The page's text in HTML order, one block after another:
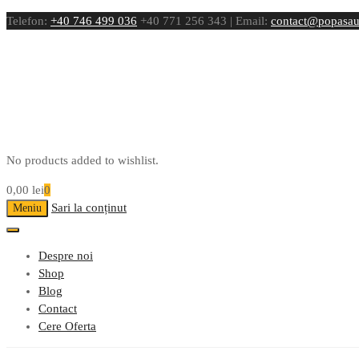
Telefon: +40 746 499 036 +40 771 256 343 | Email:
No products added to wishlist.
0,00 lei0
Meniu Sari la conținut
Despre noi
Shop
Blog
Contact
Cere Oferta